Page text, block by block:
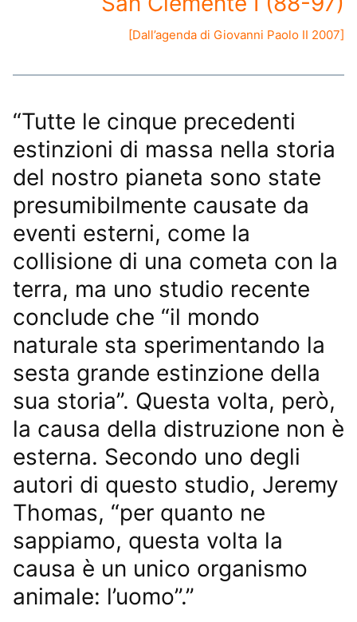
[Dall’agenda di Giovanni Paolo II 2007]
“Tutte le cinque precedenti
estinzioni di massa nella storia
del nostro pianeta sono state
presumibilmente causate da
eventi esterni, come la
collisione di una cometa con la
terra, ma uno studio recente
conclude che “il mondo
naturale sta sperimentando la
sesta grande estinzione della
sua storia”. Questa volta, però,
la causa della distruzione non è
esterna. Secondo uno degli
autori di questo studio, Jeremy
Thomas, “per quanto ne
sappiamo, questa volta la
causa è un unico organismo
animale: l’uomo”.”